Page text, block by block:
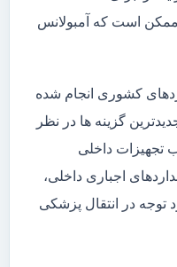
ممکن است که آمبولانس
کشوری انجام شده
گزینه ها در نظر
تجهیزات داخلی
اجباری داخلی،
توجه در انتقال پزشکی